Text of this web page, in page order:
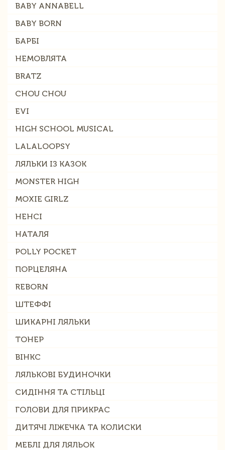
BABY ANNABELL
BABY BORN
БАРБІ
НЕМОВЛЯТА
BRATZ
CHOU CHOU
EVI
HIGH SCHOOL MUSICAL
LALALOOPSY
ЛЯЛЬКИ ІЗ КАЗОК
MONSTER HIGH
MOXIE GIRLZ
НЕНСІ
НАТАЛЯ
POLLY POCKET
ПОРЦЕЛЯНА
REBORN
ШТЕФФІ
ШИКАРНІ ЛЯЛЬКИ
ТОНЕР
ВІНКС
ЛЯЛЬКОВІ БУДИНОЧКИ
СИДІННЯ ТА СТІЛЬЦІ
ГОЛОВИ ДЛЯ ПРИКРАС
ДИТЯЧІ ЛІЖЕЧКА ТА КОЛИСКИ
МЕБЛІ ДЛЯ ЛЯЛЬОК